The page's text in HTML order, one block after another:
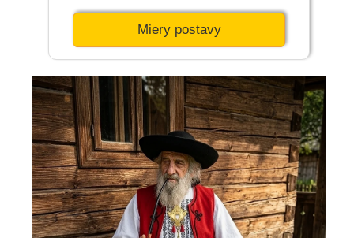
Miery postavy